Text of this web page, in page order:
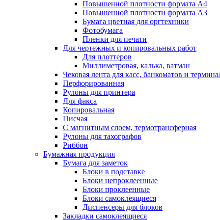
Повышенной плотности формата А4
Повышенной плотности формата А3
Бумага цветная для оргтехники
Фотобумага
Пленки для печати
Для чертежных и копировальных работ
Для плоттеров
Миллиметровая, калька, ватман
Чековая лента для касс, банкоматов и
Перфорированная
Рулоны для принтера
Для факса
Копировальная
Писчая
С магнитным слоем, термотрансферная
Рулоны для тахографов
Риббон
Бумажная продукция
Бумага для заметок
Блоки в подставке
Блоки непроклеенные
Блоки проклеенные
Блоки самоклеящиеся
Диспенсеры для блоков
Закладки самоклеящиеся